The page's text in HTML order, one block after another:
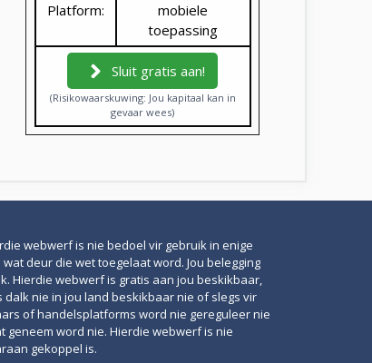
Platform:
mobiele
toepassing
Sluit gratis aan!
(Risikowaarskuwing: Jou kapitaal kan in
gevaar wees)
webwerf is nie bedoel vir gebruik in enige
deur die wet toegelaat word. Jou belegging
Hierdie webwerf is gratis aan jou beskikbaar,
nie in jou land beskikbaar nie of slegs vir
of handelsplatforms word nie gereguleer nie
word nie. Hierdie webwerf is nie
gekoppel is.